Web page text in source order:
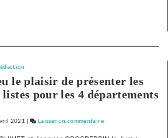
Nièvre
le plaisir de présenter les
listes pour les 4 départements
2021 | Laisser un commentaireon